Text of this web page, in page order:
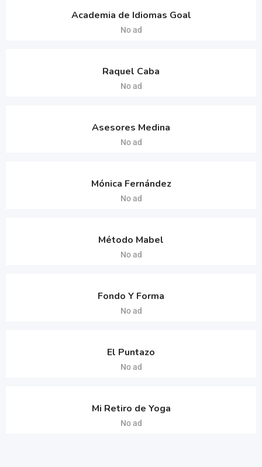
Academia de Idiomas Goal
No ad
Raquel Caba
No ad
Asesores Medina
No ad
Mónica Fernández
No ad
Método Mabel
No ad
Fondo Y Forma
No ad
El Puntazo
No ad
Mi Retiro de Yoga
No ad